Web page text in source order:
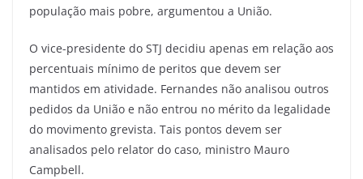
população mais pobre, argumentou a União.
O vice-presidente do STJ decidiu apenas em relação aos
percentuais mínimo de peritos que devem ser
mantidos em atividade. Fernandes não analisou outros
pedidos da União e não entrou no mérito da legalidade
do movimento grevista. Tais pontos devem ser
analisados pelo relator do caso, ministro Mauro
Campbell.